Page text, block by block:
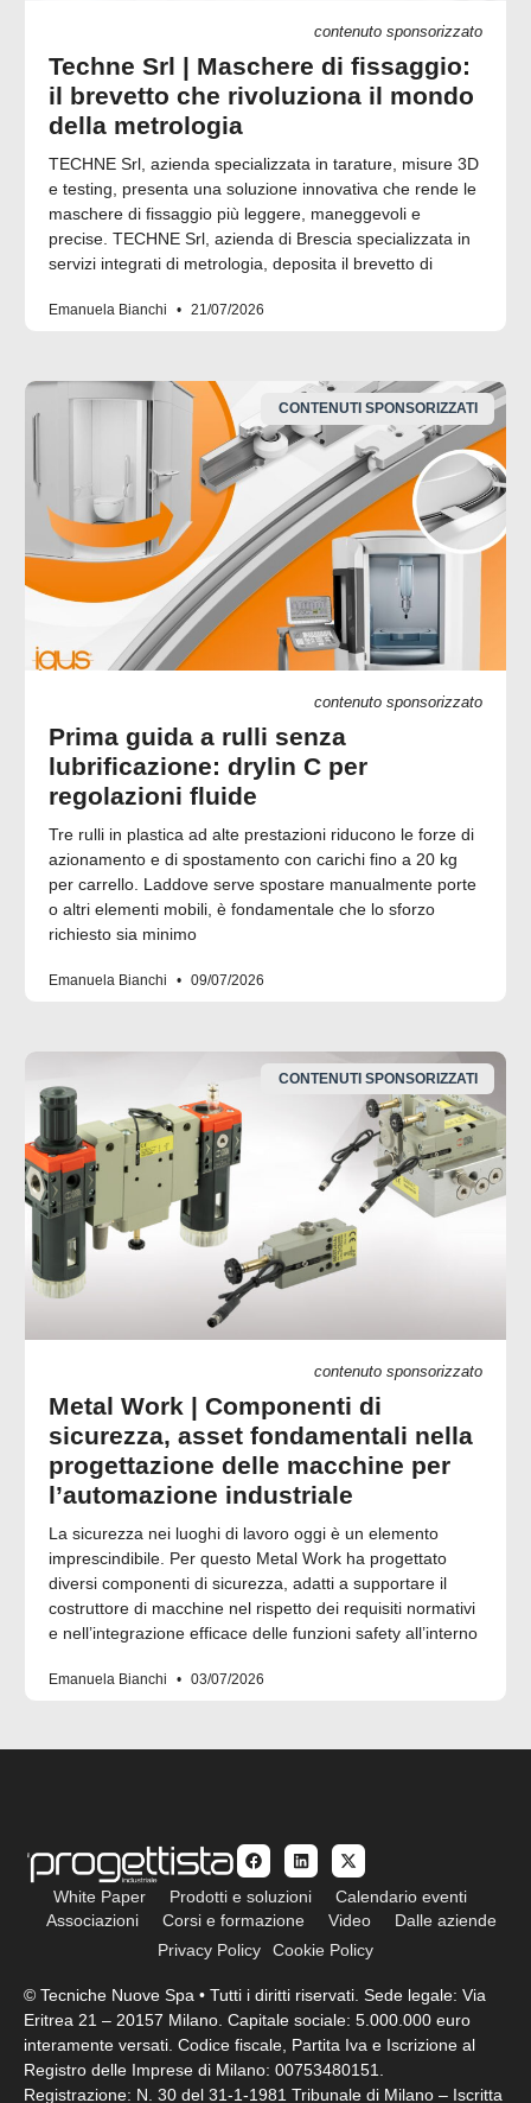
contenuto sponsorizzato
Techne Srl | Maschere di fissaggio:
il brevetto che rivoluziona il mondo
della metrologia
TECHNE Srl, azienda specializzata in tarature, misure 3D
e testing, presenta una soluzione innovativa che rende le
maschere di fissaggio più leggere, maneggevoli e
precise. TECHNE Srl, azienda di Brescia specializzata in
servizi integrati di metrologia, deposita il brevetto di
Emanuela Bianchi 21/07/2026
CONTENUTI SPONSORIZZATI
contenuto sponsorizzato
Prima guida a rulli senza
lubrificazione: drylin C per
regolazioni fluide
Tre rulli in plastica ad alte prestazioni riducono le forze di
azionamento e di spostamento con carichi fino a 20 kg
per carrello. Laddove serve spostare manualmente porte
o altri elementi mobili, è fondamentale che lo sforzo
richiesto sia minimo
Emanuela Bianchi 09/07/2026
CONTENUTI SPONSORIZZATI
contenuto sponsorizzato
Metal Work | Componenti di
sicurezza, asset fondamentali nella
progettazione delle macchine per
l’automazione industriale
La sicurezza nei luoghi di lavoro oggi è un elemento
imprescindibile. Per questo Metal Work ha progettato
diversi componenti di sicurezza, adatti a supportare il
costruttore di macchine nel rispetto dei requisiti normativi
e nell’integrazione efficace delle funzioni safety all’interno
Emanuela Bianchi 03/07/2026
White Paper Prodotti e soluzioni
Calendario eventi
Associazioni
Corsi e formazione Video
Dalle aziende
Privacy Policy
Cookie Policy
© Tecniche Nuove Spa • Tutti i diritti riservati. Sede legale: Via
Eritrea 21 – 20157 Milano. Capitale sociale: 5.000.000 euro
interamente versati. Codice fiscale, Partita Iva e Iscrizione al
Registro delle Imprese di Milano: 00753480151.
Registrazione: N. 30 del 31-1-1981 Tribunale di Milano – Iscritta